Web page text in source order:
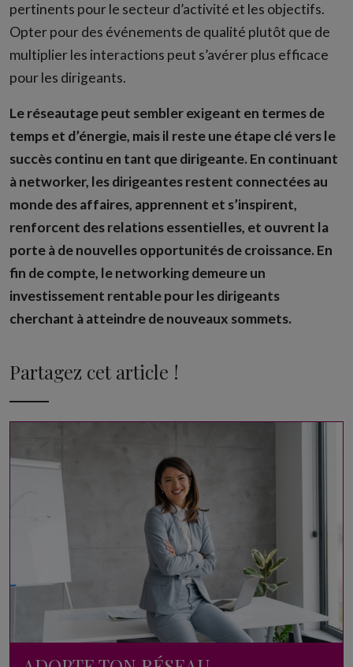
pertinents pour le secteur d’activité et les objectifs.
Opter pour des événements de qualité plutôt que de
multiplier les interactions peut s’avérer plus efficace
pour les dirigeants.
Le réseautage peut sembler exigeant en termes de
temps et d’énergie, mais il reste une étape clé vers le
succès continu en tant que dirigeante. En continuant
à networker, les dirigeantes restent connectées au
monde des affaires, apprennent et s’inspirent,
renforcent des relations essentielles, et ouvrent la
porte à de nouvelles opportunités de croissance. En
fin de compte, le networking demeure un
investissement rentable pour les dirigeants
cherchant à atteindre de nouveaux sommets.
Partagez cet article !